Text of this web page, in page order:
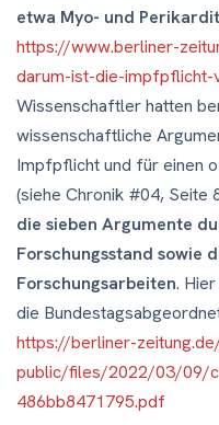
etwa Myo- und
https://www.berliner-
darum-ist-die-
Wissenschaftler hatten
wissenschaftliche
Impfpflicht und für einen
(siehe Chronik #04, Seite
die sieben Argumente
Forschungsstand sowie
Forschungsarbeiten.
die
https://berliner-
public/files/2022/03/09/
486bb8471795.pdf